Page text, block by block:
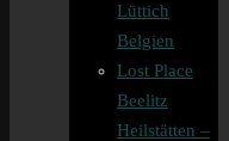
Lüttich
Belgien
Lost Place
Beelitz
Heilstätten –